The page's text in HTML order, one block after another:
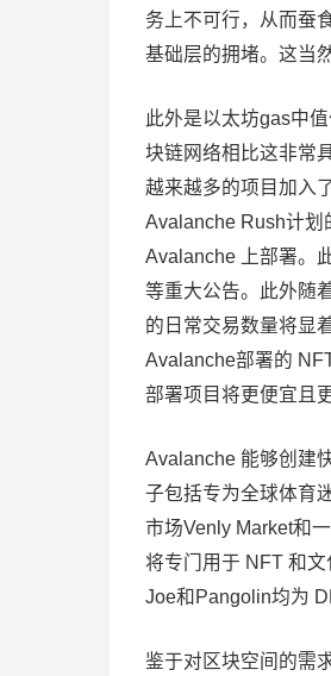
务上不可行，从而蚕
基础层的拥堵。这当
此外是以太坊gas中
块链网络相比这非常
越来越多的项目加入
Avalanche Rush计划
Avalanche 上部署。
等重大公告。此外随
的日常交易数量将显
Avalanche部署的
部署项目将更便宜且
Avalanche 能够创建
子包括专为全球体育
市场Venly Market和
将专门用于 NFT 和
Joe和Pangolin均为
鉴于对区块空间的需